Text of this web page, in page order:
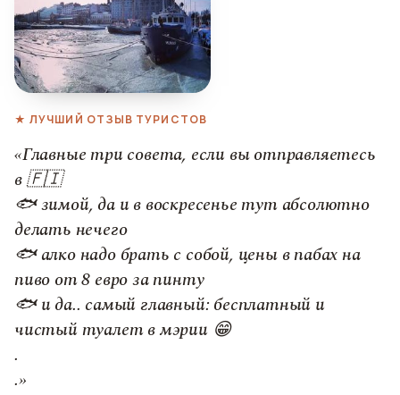
★ ЛУЧШИЙ ОТЗЫВ ТУРИСТОВ
«Главные три совета, если вы отправляетесь
в 🇫🇮
🐟 зимой, да и в воскресенье тут абсолютно
делать нечего
🐟 алко надо брать с собой, цены в пабах на
пиво от 8 евро за пинту
🐟 и да.. самый главный: бесплатный и
чистый туалет в мэрии 😁
.
.»